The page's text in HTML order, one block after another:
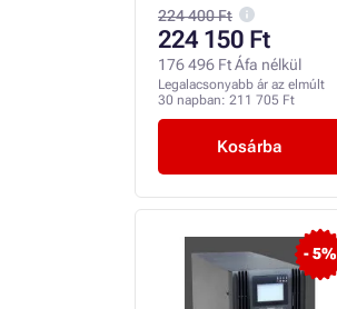
224 400 Ft
224 150 Ft
176 496 Ft Áfa nélkül
Legalacsonyabb ár az elmúlt
30 napban: 211 705 Ft
Kosárba
- 5%